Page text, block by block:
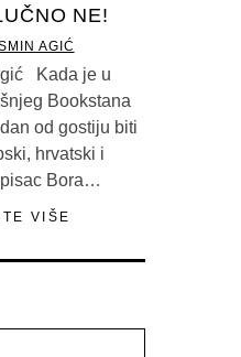
NE!
AGIĆ
Kada je u
Bookstana
od gostiju biti
hrvatski i
Bora…
VIŠE